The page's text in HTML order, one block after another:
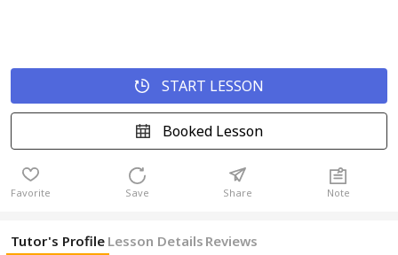
START LESSON
Booked Lesson
Favorite Save Share Note
Tutor's Profile Lesson Details Reviews